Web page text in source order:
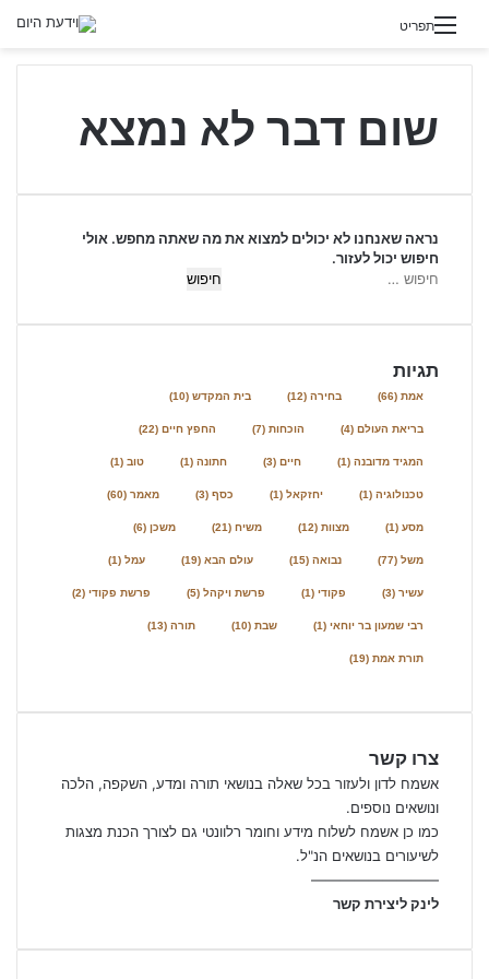
תפריט
שום דבר לא נמצא
נראה שאנחנו לא יכולים למצוא את מה שאתה מחפש. אולי
חיפוש יכול לעזור.
ח
פ
ש
תגיות
אמת (66) בחירה (12) בית המקדש (10)
בריאת העולם (4) הוכחות (7) החפץ חיים (22)
המגיד מדובנה (1) חיים (3) חתונה (1) טוב (1)
טכנולוגיה (1) יחזקאל (1) כסף (3) מאמר (60)
מסע (1) מצוות (12) משיח (21) משכן (6)
משל (77) נבואה (15) עולם הבא (19) עמל (1)
עשיר (3) פקודי (1) פרשת ויקהל (5) פרשת פקודי (2)
רבי שמעון בר יוחאי (1) שבת (10) תורה (13)
תורת אמת (19)
צרו קשר
אשמח לדון ולעזור בכל שאלה בנושאי תורה ומדע, השקפה, הלכה
ונושאים נוספים.
כמו כן אשמח לשלוח מידע וחומר רלוונטי גם לצורך הכנת מצגות
לשיעורים בנושאים הנ"ל.
—————————
לינק ליצירת קשר